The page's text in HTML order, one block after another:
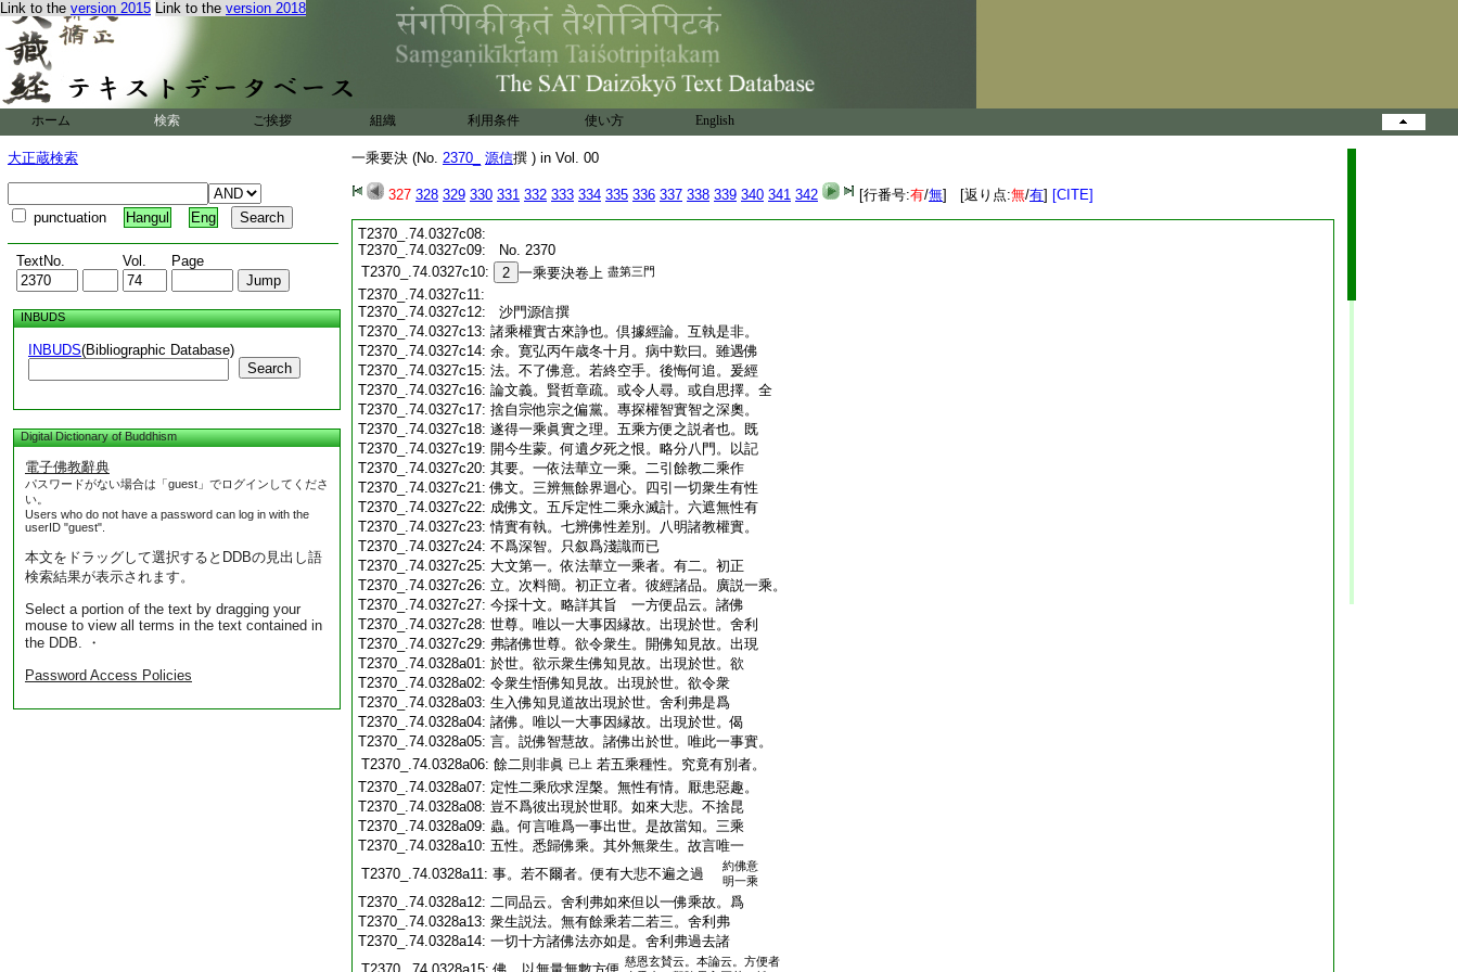
Link to the version 2015 Link to the version 2018
ホーム 検索 ご挨拶 組織 利用条件 使い方 English
大正蔵検索
punctuation Hangul Eng
TextNo. Vol. Page
INBUDS
INBUDS(Bibliographic Database)
Search
Digital Dictionary of Buddhism
電子佛教辭典
パスワードがない場合は「guest」でログインしてくださ
い。
Users who do not have a password can log in with the
userID "guest".
本文をドラッグして選択するとDDBの見出し語
検索結果が表示されます。
Select a portion of the text by dragging your
mouse to view all terms in the text contained in
the DDB. ・
Password Access Policies
一乘要決 (No. 2370_ 源信撰 ) in Vol. 00
327 328 329 330 331 332 333 334 335 336 337 338 339 340 341 342 [行番号:有/無] [返り点:無/有] [CITE]
T2370_.74.0327c08:
T2370_.74.0327c09:
No. 2370
T2370_.74.0327c10:
2 一乘要決卷上 盡第三門
T2370_.74.0327c11:
T2370_.74.0327c12:
沙門源信撰
T2370_.74.0327c13: 諸乘權實古來諍也。倶據經論。互執是非。
T2370_.74.0327c14: 余。寛弘丙午歳冬十月。病中歎曰。雖遇佛
T2370_.74.0327c15: 法。不了佛意。若終空手。後悔何追。爰經
T2370_.74.0327c16: 論文義。賢哲章疏。或令人尋。或自思擇。全
T2370_.74.0327c17: 捨自宗他宗之偏黨。專探權智實智之深奧。
T2370_.74.0327c18: 遂得一乘眞實之理。五乘方便之説者也。既
T2370_.74.0327c19: 開今生蒙。何遺夕死之恨。略分八門。以記
T2370_.74.0327c20: 其要。一依法華立一乘。二引餘教二乘作
T2370_.74.0327c21:佛文。三辨無餘界迴心。四引一切衆生有性
T2370_.74.0327c22: 成佛文。五斥定性二乘永滅計。六遮無性有
T2370_.74.0327c23:情實有執。七辨佛性差別。八明諸教權實。
T2370_.74.0327c24: 不爲深智。只叙爲淺識而已
T2370_.74.0327c25: 大文第一。依法華立一乘者。有二。初正
T2370_.74.0327c26: 立。次料簡。初正立者。彼經諸品。廣説一乘。
T2370_.74.0327c27: 今採十文。略詳其旨 一方便品云。諸佛
T2370_.74.0327c28: 世尊。唯以一大事因縁故。出現於世。舍利
T2370_.74.0327c29: 弗諸佛世尊。欲令衆生。開佛知見故。出現
T2370_.74.0328a01: 於世。欲示衆生佛知見故。出現於世。欲
T2370_.74.0328a02: 令衆生悟佛知見故。出現於世。欲令衆
T2370_.74.0328a03: 生入佛知見道故出現於世。舍利弗是爲
T2370_.74.0328a04: 諸佛。唯以一大事因縁故。出現於世。偈
T2370_.74.0328a05: 言。説佛智慧故。諸佛出於世。唯此一事實。
T2370_.74.0328a06: 餘二則非眞 已上 若五乘種性。究竟有別者。
T2370_.74.0328a07: 定性二乘欣求涅槃。無性有情。厭患惡趣。
T2370_.74.0328a08: 豈不爲彼出現於世耶。如來大悲。不捨昆
T2370_.74.0328a09: 蟲。何言唯爲一事出世。是故當知。三乘
T2370_.74.0328a10: 五性。悉歸佛乘。其外無衆生。故言唯一
T2370_.74.0328a11: 事。若不爾者。便有大悲不遍之過
約佛意
明一乘
T2370_.74.0328a12: 二同品云。舍利弗如來但以一佛乘故。爲
T2370_.74.0328a13: 衆生説法。無有餘乘若二若三。舍利弗
T2370_.74.0328a14: 一切十方諸佛法亦如是。舍利弗過去諸
慈恩玄賛云。本論云。方便者